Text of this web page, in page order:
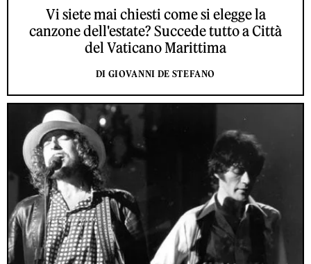
Vi siete mai chiesti come si elegge la
canzone dell'estate? Succede tutto a Città
del Vaticano Marittima
DI GIOVANNI DE STEFANO